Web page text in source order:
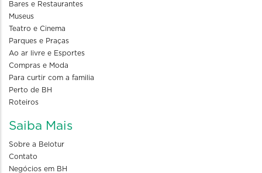
Bares e Restaurantes
Museus
Teatro e Cinema
Parques e Praças
Ao ar livre e Esportes
Compras e Moda
Para curtir com a familia
Perto de BH
Roteiros
Saiba Mais
Sobre a Belotur
Contato
Negócios em BH